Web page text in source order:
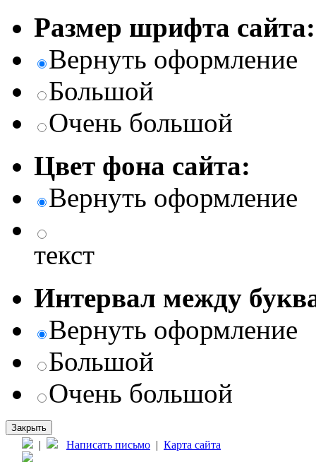
Размер шрифта сайта:
Вернуть оформление
Большой
Очень большой
Цвет фона сайта:
Вернуть оформление
текст
Интервал между
Вернуть оформление
Большой
Очень большой
Закрыть
| Написать письмо | Карта сайта